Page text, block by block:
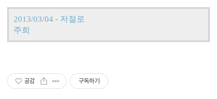
2013/03/04 - 저절로
주희
공감 구독하기